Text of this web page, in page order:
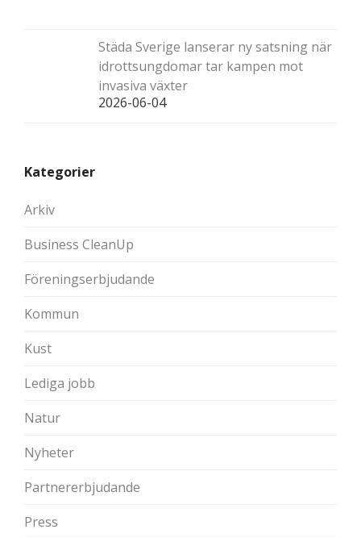
Städa Sverige lanserar ny satsning när
idrottsungdomar tar kampen mot
invasiva växter
2026-06-04
Kategorier
Arkiv
Business CleanUp
Föreningserbjudande
Kommun
Kust
Lediga jobb
Natur
Nyheter
Partnererbjudande
Press